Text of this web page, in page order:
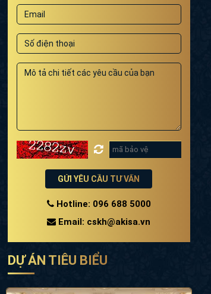
GỬI YÊU CẦU TƯ VẤN
Hotline: 096 688 5000
Email: cskh@akisa.vn
DỰ ÁN TIÊU BIỂU